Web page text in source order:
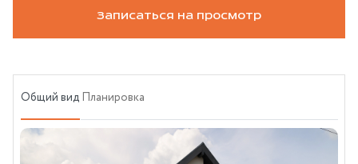
Записаться на просмотр
Общий вид Планировка